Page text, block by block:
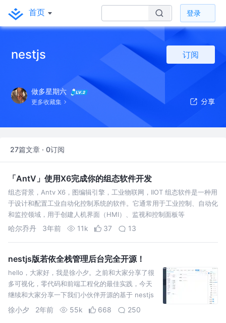
首页 登录
nestjs 订阅
做多星期六
更多收藏集
27篇文章 · 0订阅
「AntV」使用X6完成你的组态软件开发
组态背景，Antv X6，图编辑引擎，工业物联网，IIOT 组态软件是一种用
于设计和配置工业自动化控制系统的软件。它通常用于工业控制、自动化
和监控领域，用于创建人机界面（HMI）、监视和控制面板等
哈尔乔丹 3年前 11k 37 13
nestjs版若依全栈管理后台完全开源！
hello，大家好，我是徐小夕。之前和大家分享了很
多可视化，零代码和前端工程化的最佳实践，今天
继续和大家分享一下我们小伙伴开源的基于 nestjs
的若依全栈管理系统。 相信前端小伙伴对若依管理
徐小夕 2年前 55k 668 250